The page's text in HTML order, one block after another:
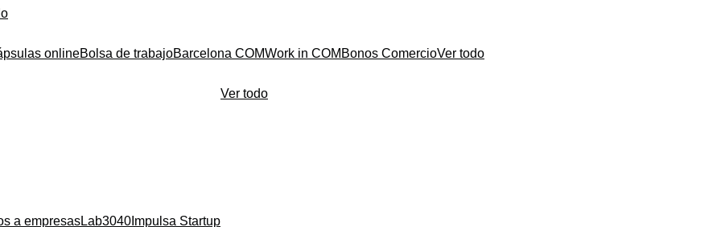
onlineBolsa de trabajoBarcelona COMWork in COM Bonos ComercioVer todo
a empresasLab3040 Impulsa Startup
Ver todo